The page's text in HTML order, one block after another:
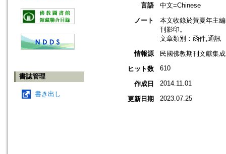
書誌管理
書き出し
言語
中文=Chinese
ノート
本文收錄於黃夏年主
刊影印。
文章類別：函件,通訊
情報源
民國佛教期刊文獻集
ヒット数
610
作成日 2014.11.01
更新日期 2023.07.25